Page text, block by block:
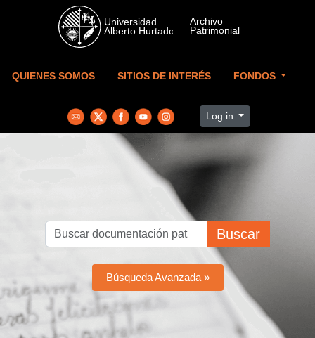
Skip to main content
QUIENES SOMOS SITIOS DE INTERÉS FONDOS
Log in
Buscar
Búsqueda Avanzada »